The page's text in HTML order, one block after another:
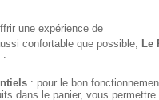
Générales de vente magasin
Générales de vente internet